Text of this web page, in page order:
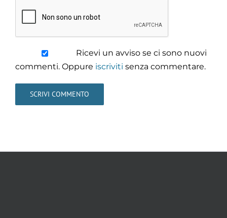
Ricevi un avviso se ci sono nuovi
commenti. Oppure iscriviti senza commentare.